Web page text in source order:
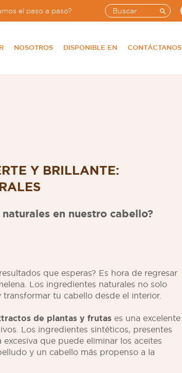
el paso a paso?
NOSOTROS DISPONIBLE EN CONTÁCTANOS
Y BRILLANTE:
en nuestro cabello?
que esperas? Es hora de regresar
Los ingredientes naturales no solo
tu cabello desde el interior.
de plantas y frutas es una excelente
Los ingredientes sintéticos, presentes
que puede eliminar los aceites
y un cabello más propenso a la